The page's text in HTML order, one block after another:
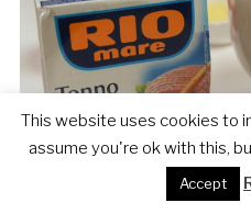
This website uses cookies to
assume you're ok with this,
Accept